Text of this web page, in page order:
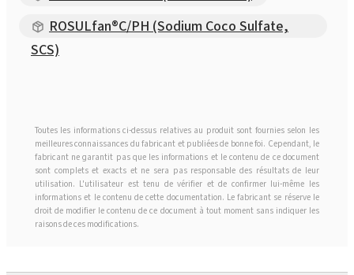
ROSULfan®C/PH (Sodium Coco Sulfate,
SCS)
Toutes les informations ci-dessus relatives au produit sont fournies selon les
meilleures connaissances du fabricant et publiées de bonne foi. Cependant, le
fabricant ne garantit pas que les informations et le contenu de ce document
sont complets et exacts et ne sera pas responsable des résultats de leur
utilisation. L'utilisateur est tenu de vérifier et de confirmer lui-même les
informations et le contenu de cette documentation. Le fabricant se réserve le
droit de modifier le contenu de ce document à tout moment sans indiquer les
raisons de ces modifications.